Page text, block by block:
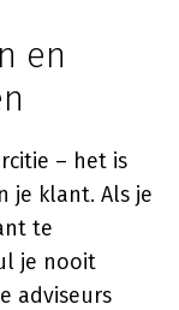
en
– het is
je klant. Als je
te
je nooit
adviseurs